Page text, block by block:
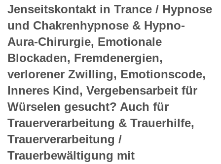
Jenseitskontakt in Trance / Hypnose
und Chakrenhypnose & Hypno-
Aura-Chirurgie, Emotionale
Blockaden, Fremdenergien,
verlorener Zwilling, Emotionscode,
Inneres Kind, Vergebensarbeit für
Würselen gesucht? Auch für
Trauerverarbeitung & Trauerhilfe,
Trauerverarbeitung /
Trauerbewältigung mit